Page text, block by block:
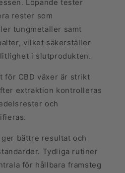
Löpande tester
rester som
tungmetaller samt
vilket säkerställer
i slutprodukten.
för CBD växer är strikt
extraktion kontrolleras
och
bättre resultat och
Tydliga rutiner
för hållbara framsteg